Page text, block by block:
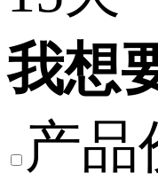
我想
产品